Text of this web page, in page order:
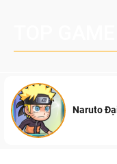
Naruto